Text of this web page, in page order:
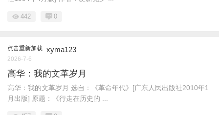
442 0
点击重新加载 xyma123
2026-7-6
高华：我的文革岁月
高华：我的文革岁月 选自：《革命年代》[广东人民出版社2010年1
月出版] 原题：《行走在历史的 ...